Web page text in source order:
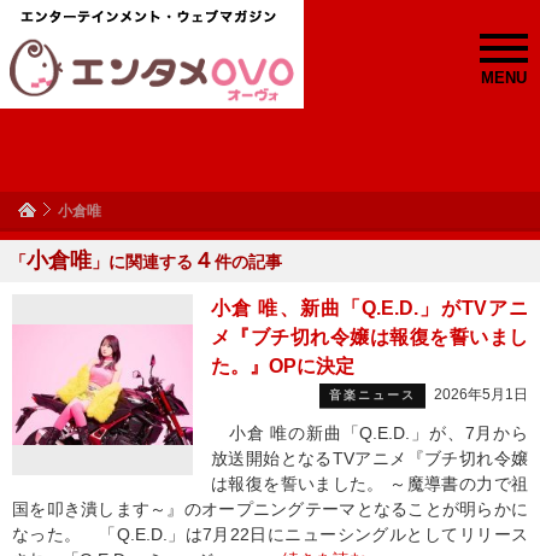
MENU
小倉唯
「小倉唯 」に関連する ４件の記事
小倉 唯、新曲「Q.E.D.」がTVアニ
メ『ブチ切れ令嬢は報復を誓いまし
た。』OPに決定
音楽ニュース 2026年5月1日
小倉 唯の新曲「Q.E.D.」が、7月から
放送開始となるTVアニメ『ブチ切れ令嬢
は報復を誓いました。 ～魔導書の力で祖
国を叩き潰します～』のオープニングテーマとなることが明らかに
なった。 「Q.E.D.」は7月22日にニューシングルとしてリリース